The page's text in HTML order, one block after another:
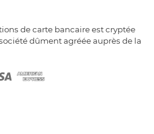
de carte bancaire est cryptée
dûment agréée auprès de la